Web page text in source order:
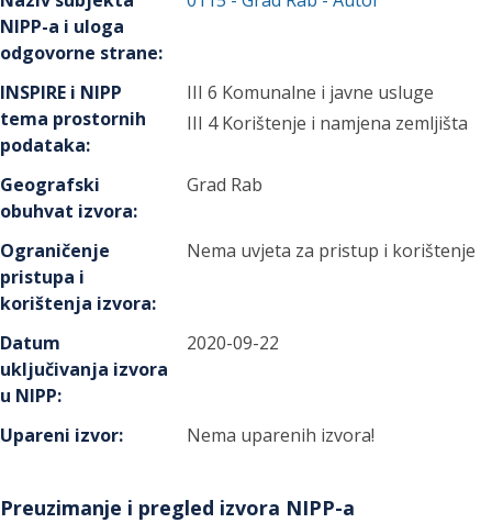
NIPP-a i uloga
odgovorne strane:
INSPIRE i NIPP
tema prostornih
podataka:
III 6 Komunalne i javne usluge
III 4 Korištenje i namjena zemljišta
Geografski
obuhvat izvora:
Grad Rab
Ograničenje
pristupa i
korištenja izvora:
Nema uvjeta za pristup i korištenje
Datum
uključivanja izvora
u NIPP:
2020-09-22
Upareni izvor: Nema uparenih izvora!
Preuzimanje i pregled izvora NIPP-a